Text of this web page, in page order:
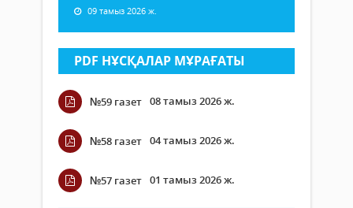
09 тамыз 2026 ж.
PDF НҰСҚАЛАР МҰРАҒАТЫ
№59 газет 08 тамыз 2026 ж.
№58 газет 04 тамыз 2026 ж.
№57 газет 01 тамыз 2026 ж.